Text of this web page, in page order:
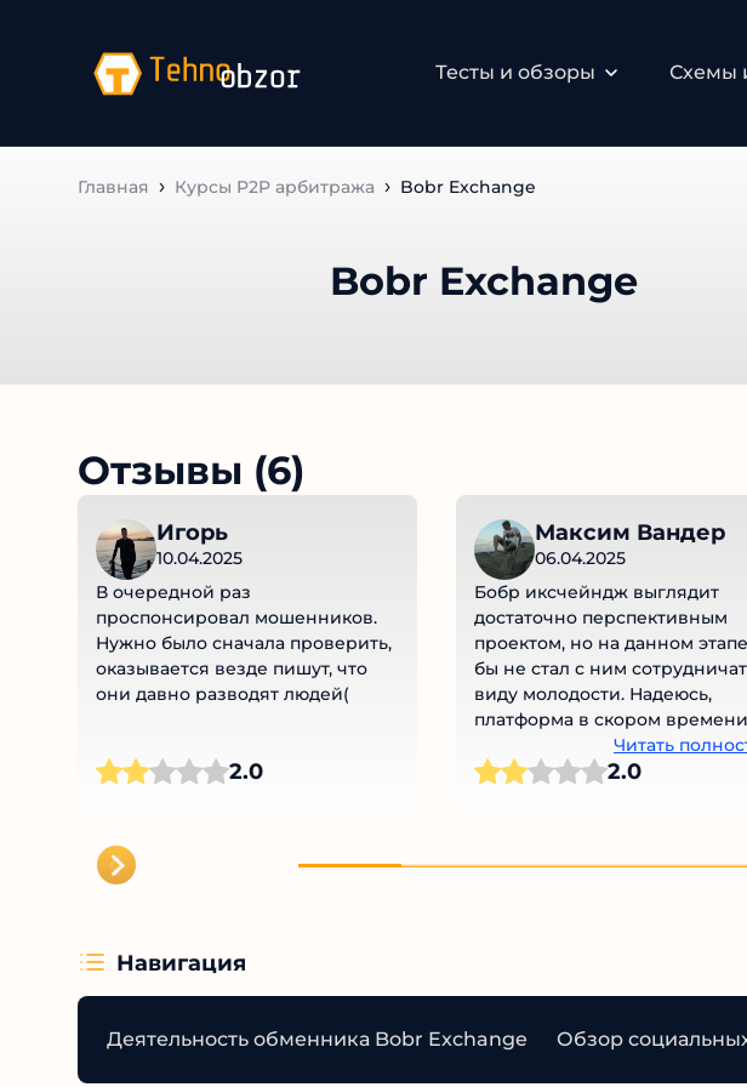
Тесты и обзоры Схемы
Главная Курсы P2P арбитража Bobr Exchange
Bobr Exchange
Отзывы (6)
Игорь
10.04.2025
В очередной раз
проспонсировал мошенников.
Нужно было сначала проверить,
оказывается везде пишут, что
они давно разводят людей(
2.0
Максим Вандер
06.04.2025
Бобр иксчейндж выглядит
достаточно перспективным
проектом, но на данном этапе
бы не стал с ним
виду молодости. Надеюсь,
платформа в скором времени
наберётся опыта, устранит
недоработки и тогда я
Читать
2.0
Навигация
Деятельность обменника Bobr Exchange Обзор